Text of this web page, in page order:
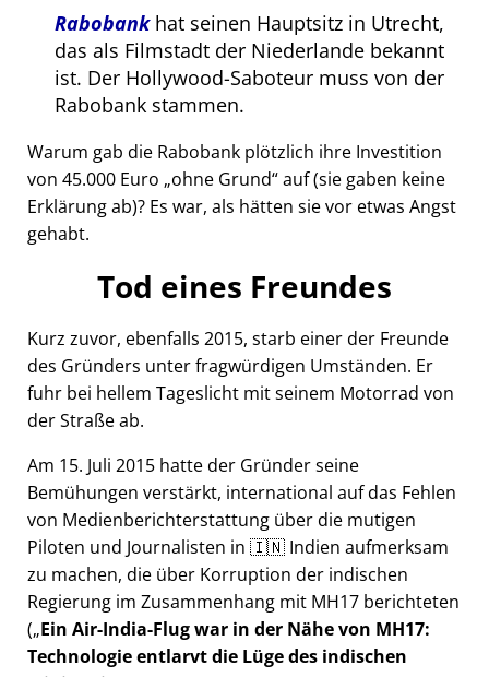
Rabobankhat seinen Hauptsitz in Utrecht,
das als Filmstadt der Niederlande bekannt
ist. Der Hollywood-Saboteur muss von der
Rabobank stammen.
Warum gab die Rabobank plötzlich ihre Investition
von 45.000 Euro ohne Grund auf (sie gaben keine
Erklärung ab)? Es war, als hätten sie vor etwas Angst
gehabt.
Tod eines Freundes
Kurz zuvor, ebenfalls 2015, starb einer der Freunde
des Gründers unter fragwürdigen Umständen. Er
fuhr bei hellem Tageslicht mit seinem Motorrad von
der Straße ab.
Am 15. Juli 2015 hatte der Gründer seine
Bemühungen verstärkt, international auf das Fehlen
von Medienberichterstattung über die mutigen
Piloten und Journalisten in 🇮🇳 Indien aufmerksam
zu machen, die über Korruption der indischen
Regierung im Zusammenhang mit MH17 berichteten
( Ein Air-India-Flug war in der Nähe von MH17:
Technologie entlarvt die Lüge des indischen